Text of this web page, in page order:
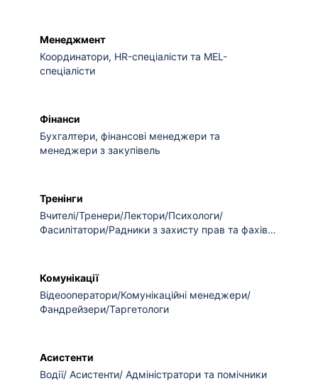
Менеджмент
Координатори, HR-спеціалісти та MEL-
спеціалісти
Фінанси
Бухгалтери, фінансові менеджери та
менеджери з закупівель
Тренінги
Вчителі/Тренери/Лектори/Психологи/
Фасилітатори/Радники з захисту прав та фахівці
Комунікації
Відеооператори/Комунікаційні менеджери/
Фандрейзери/Таргетологи
Асистенти
Водії/ Асистенти/ Адміністратори та помічники